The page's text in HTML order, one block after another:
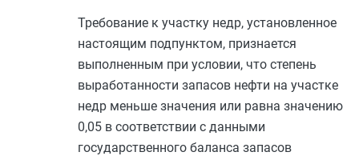
Требование к участку недр, установленное
настоящим подпунктом, признается
выполненным при условии, что степень
выработанности запасов нефти на участке
недр меньше значения или равна значению
0,05 в соответствии с данными
государственного баланса запасов